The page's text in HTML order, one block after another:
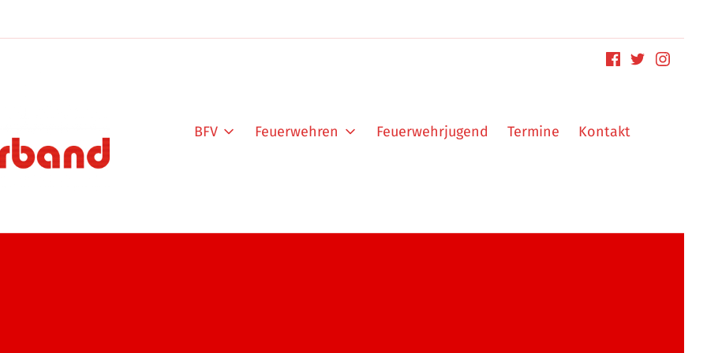
BFV Feuerwehren Feuerwehrjugend Termine Kontakt